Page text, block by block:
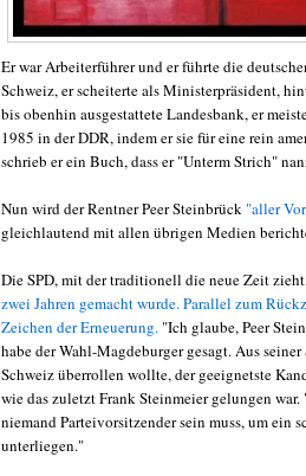
Er war Arbeiterführer und er führte die
Schweiz, er scheiterte als Ministerpräsident,
bis obenhin ausgestattete Landesbank, er
1985 in der DDR, indem er sie für eine rein
schrieb er ein Buch, dass er "Unterm Strich"
Nun wird der Rentner Peer Steinbrück "aller
gleichlautend mit allen übrigen Medien
Die SPD, mit der traditionell die neue Zeit
zwei Jahren gemacht wurde. Parallel zum
Zeichen der Erneuerung. "Ich glaube, Peer
habe der Wahl-Magdeburger gesagt. Aus
Schweiz überrollen wollte, der geeignetste
wie das zuletzt Frank Steinmeier gelungen
niemand Parteivorsitzender sein muss, um ein
unterliegen."